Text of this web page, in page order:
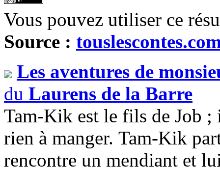
Vous pouvez utiliser ce
Source :
Les aventures de
du Laurens de la Barre
Tam-Kik est le fils de Job
rien à manger. Tam-Kik
rencontre un mendiant et